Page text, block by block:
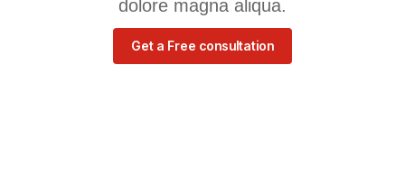
dolore magna aliqua.
Get a Free consultation